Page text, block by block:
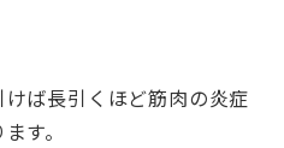
ば長引くほど筋肉の炎症
す。